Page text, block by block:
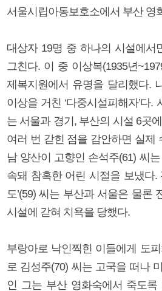
서울시립아동보호소에서 부산 영
대상자 19명 중 하나의 시설에서
그친다. 이 중 이상복(1935년
제복지원에서 유명을 달리했다.
이상을 거친 ‘다중시설피해자’다.
는 서울과 경기, 부산의 시설 6곳
여러 번 갇힌 점을 감안하면 실제
남 양산이 고향인 손석주(61) 씨
속돼 참혹한 어린 시절을 보냈다.
도’(59) 씨는 부산과 서울은 물론
시설에 갇혀 치욕을 당했다.
부랑아로 낙인찍힌 이들에게 도
로 김성주(70) 씨는 고국을 떠나
인 그는 부산 영화숙에서 죽도록